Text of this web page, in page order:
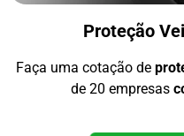
Proteção
Faça uma cotação de
de 20 empresas